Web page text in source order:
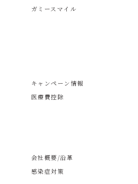
ガミースマイル
キャンペーン情報
医療費控除
会社概要/沿革
感染症対策